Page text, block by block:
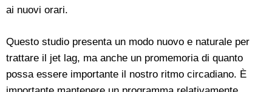
ai nuovi orari.
Questo studio presenta un modo nuovo e naturale per
trattare il jet lag, ma anche un promemoria di quanto
possa essere importante il nostro ritmo circadiano. È